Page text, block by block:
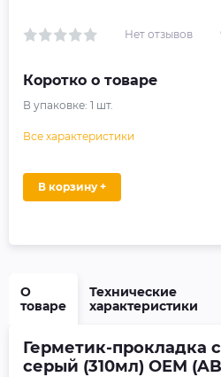
Нет отзывов
Коротко о товаре
В упаковке: 1 шт.
Все характеристики
В корзину +
О
товаре
Технические
характеристики
Герметик-прокладка
серый (310мл) OEM